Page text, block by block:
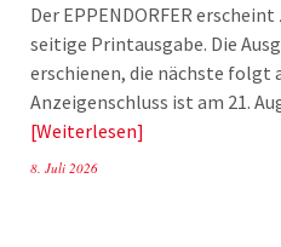
Der EPPENDORFER
seitige Printausgabe. Die
erschienen, die nächste folgt
Anzeigenschluss ist am 21.
Weiterlesen
8. Juli 2026